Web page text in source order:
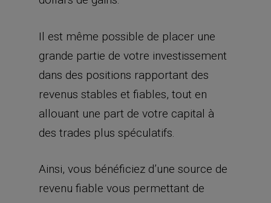
Il est même possible de placer une
grande partie de votre investissement
dans des positions rapportant des
revenus stables et fiables, tout en
allouant une part de votre capital à
des trades plus spéculatifs.
Ainsi, vous bénéficiez d’une source de
revenu fiable vous permettant de